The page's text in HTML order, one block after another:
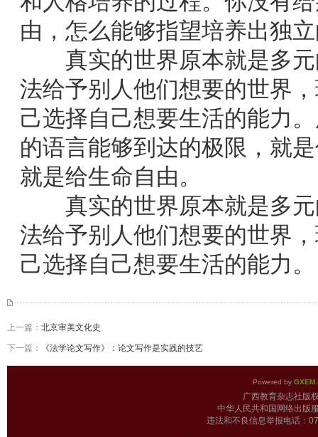
由，怎么能够指望培养出独
真实的世界原本就是多元
法给予别人他们想要的世界
己选择自己想要生活的能力
的语言能够到达的极限，就
就是给生命自由。
真实的世界原本就是多元
法给予别人他们想要的世界
己选择自己想要生活的能力。
上一篇： 北京审美文化史
下一篇： 《法学论文写作》：论文写作是实践的技艺
Powered by
广西教育杂志
中华人民共和国网络出版
违法和不良信息举报电话：